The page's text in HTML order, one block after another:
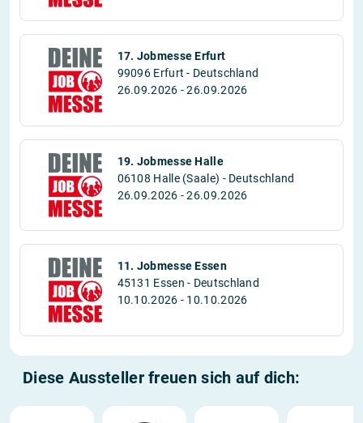
17. Jobmesse Erfurt
99096 Erfurt - Deutschland
26.09.2026 - 26.09.2026
19. Jobmesse Halle
06108 Halle (Saale) - Deutschland
26.09.2026 - 26.09.2026
11. Jobmesse Essen
45131 Essen - Deutschland
10.10.2026 - 10.10.2026
Diese Aussteller freuen sich auf dich: